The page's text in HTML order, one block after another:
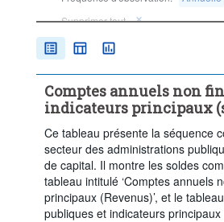
Supprimer tout
Comptes annuels non
indicateurs principaux
Ce tableau présente la séquence
secteur des administrations
de capital. Il montre les soldes
tableau intitulé ‘Comptes annuels
principaux (Revenus)’, et le
publiques et indicateurs principaux